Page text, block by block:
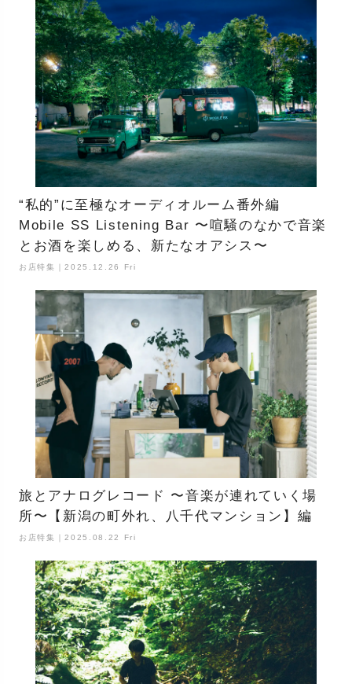
“私的”に至極なオーディオルーム番外編
Mobile SS Listening Bar 〜喧騒のなかで音楽
とお酒を楽しめる、新たなオアシス〜
お店特集｜2025.12.26 Fri
旅とアナログレコード 〜音楽が連れていく場
所〜【新潟の町外れ、八千代マンション】編
お店特集｜2025.08.22 Fri